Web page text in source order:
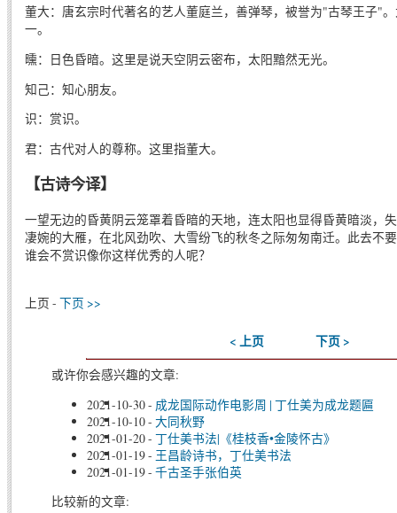
董大：唐玄宗时代著名的艺人董庭兰，善弹琴，被誉为"古琴王子"
一。
曛：日色昏暗。这里是说天空阴云密布，太阳黯然无光。
知己：知心朋友。
识：赏识。
君：古代对人的尊称。这里指董大。
【古诗今译】
一望无边的昏黄阴云笼罩着昏暗的天地，连太阳也显得昏黄暗淡，
凄婉的大雁，在北风劲吹、大雪纷飞的秋冬之际匆匆南迁。此去不
谁会不赏识像你这样优秀的人呢？
上页 - 下页 >>
< 上页 下页 >
或许你会感兴趣的文章:
2021-10-30- 成龙国际动作电影周 | 丁仕美为成龙题匾
2021-10-10- 大同秋野
2021-01-20- 丁仕美书法|《桂枝香•金陵怀古》
2021-01-19- 王昌龄诗书，丁仕美书法
2021-01-19- 千古圣手张伯英
比较新的文章: